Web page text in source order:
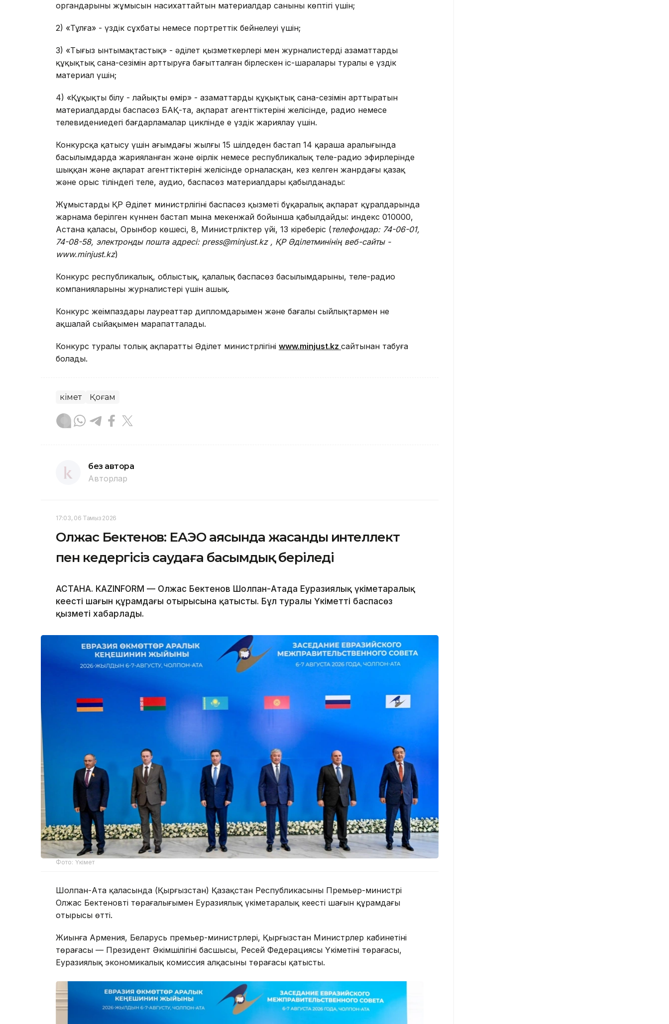
органдарының жұмысын насихаттайтын материалдар санының көптігі үшін;
2) «Тұлға» - үздік сұхбаты немесе портреттік бейнелеуі үшін;
3) «Тығыз ынтымақтастық» - әділет қызметкерлері мен журналистердің азаматтардың
құқықтық сана-сезімін арттыруға бағытталған бірлескен іс-шаралары туралы ең үздік
материал үшін;
4) «Құқықты білу - лайықты өмір» - азаматтардың құқықтық сана-сезімін арттыратын
материалдарды баспасөз БАҚ-та, ақпарат агенттіктерінің желісінде, радио немесе
телевидениедегі бағдарламалар циклінде ең үздік жариялау үшін.
Конкурсқа қатысу үшін ағымдағы жылғы 15 шілдеден бастап 14 қараша аралығында
басылымдарда жарияланған және өңірлік немесе республикалық теле-радио эфирлерінде
шыққан және ақпарат агенттіктерінің желісінде орналасқан, кез келген жанрдағы қазақ
және орыс тіліндегі теле, аудио, баспасөз материалдары қабылданады:
Жұмыстарды ҚР Әділет министрлігінің баспасөз қызметі бұқаралық ақпарат құралдарында
жарнама берілген күннен бастап мына мекенжай бойынша қабылдайды: индекс 010000,
Астана қаласы, Орынбор көшесі, 8, Министрліктер үйі, 13 кіреберіс (телефондар: 74-06-01,
74-08-58, электронды пошта адресі: press@minjust.kz , ҚР Әділетминінің веб-сайты -
www.minjust.kz)
Конкурс республикалық, облыстық, қалалық баспасөз басылымдарының, теле-радио
компанияларының журналистері үшін ашық.
Конкурс жеңімпаздары лауреаттар дипломдарымен және бағалы сыйлықтармен не
ақшалай сыйақымен марапатталады.
Конкурс туралы толық ақпаратты Әділет министрлігінің www.minjust.kz сайтынан табуға
болады.
Үкімет Қоғам
без автора
Авторлар
17:03, 06 Тамыз 2026
Олжас Бектенов: ЕАЭО аясында жасанды интеллект
пен кедергісіз саудаға басымдық беріледі
АСТАНА. KAZINFORM — Олжас Бектенов Шолпан-Атада Еуразиялық үкіметаралық
кеңестің шағын құрамдағы отырысына қатысты. Бұл туралы Үкіметтің баспасөз
қызметі хабарлады.
Фото: Үкімет
Шолпан-Ата қаласында (Қырғызстан) Қазақстан Республикасының Премьер-министрі
Олжас Бектеновтің төрағалығымен Еуразиялық үкіметаралық кеңестің шағын құрамдағы
отырысы өтті.
Жиынға Армения, Беларусь премьер-министрлері, Қырғызстан Министрлер кабинетінің
төрағасы — Президент Әкімшілігінің басшысы, Ресей Федерациясы Үкіметінің төрағасы,
Еуразиялық экономикалық комиссия алқасының төрағасы қатысты.